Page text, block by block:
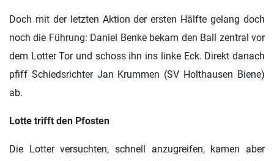
Doch mit der letzten Aktion der ersten Hälfte gelang doch
noch die Führung: Daniel Benke bekam den Ball zentral vor
dem Lotter Tor und schoss ihn ins linke Eck. Direkt danach
pfiff Schiedsrichter Jan Krummen (SV Holthausen Biene)
ab.
Lotte trifft den Pfosten
Die Lotter versuchten, schnell anzugreifen, kamen aber